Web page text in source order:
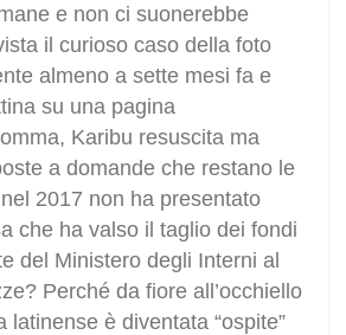
e non ci suonerebbe
il curioso caso della foto
almeno a sette mesi fa e
su una pagina
Karibu resuscita ma
a domande che restano le
2017 non ha presentato
che ha valso il taglio dei fondi
del Ministero degli Interni al
Perché da fiore all’occhiello
latinense è diventata “ospite”